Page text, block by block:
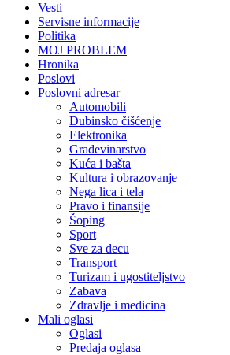
Vesti
Servisne informacije
Politika
MOJ PROBLEM
Hronika
Poslovi
Poslovni adresar
Automobili
Dubinsko čišćenje
Elektronika
Građevinarstvo
Kuća i bašta
Kultura i obrazovanje
Nega lica i tela
Pravo i finansije
Šoping
Sport
Sve za decu
Transport
Turizam i ugostiteljstvo
Zabava
Zdravlje i medicina
Mali oglasi
Oglasi
Predaja oglasa